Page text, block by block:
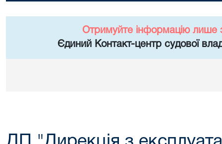
Отримуйте інформацію лише
Єдиний Контакт-центр судової